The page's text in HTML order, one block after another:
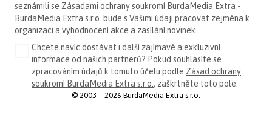
seznámili se Zásadami ochrany soukromí BurdaMedia Extra -
BurdaMedia Extra s.r.o. bude s Vašimi údaji pracovat zejména k
organizaci a vyhodnocení akce a zasílání novinek.
Chcete navíc dostávat i další zajímavé a exkluzivní
informace od našich partnerů? Pokud souhlasíte se
zpracováním údajů k tomuto účelu podle Zásad ochrany
soukromí BurdaMedia Extra s.r.o. , zaškrtněte toto pole.
© 2003—2026 BurdaMedia Extra s.r.o.